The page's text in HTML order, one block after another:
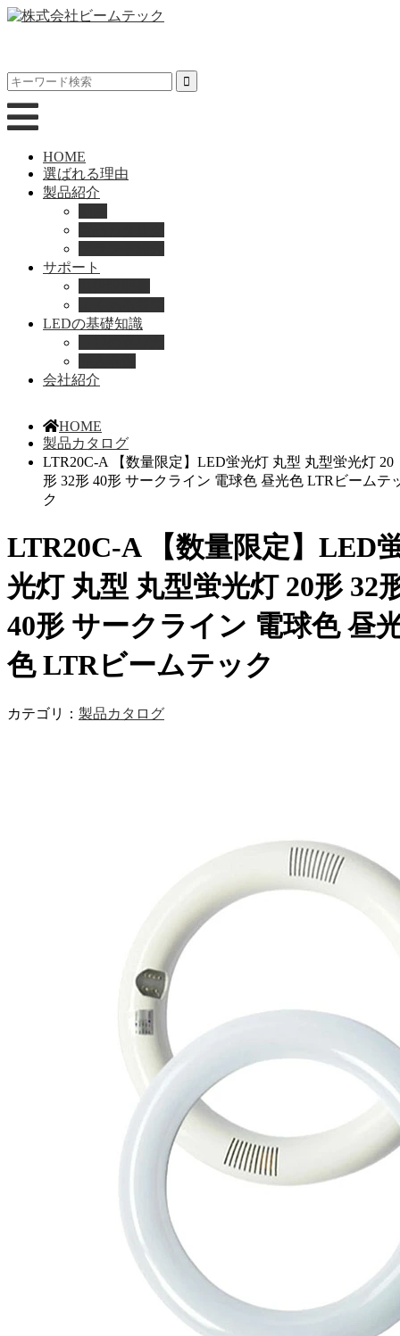
HOME
選ばれる理由
製品紹介
サポート
LEDの基礎知識
会社紹介
HOME
製品カタログ
LTR20C-A 【数量限定】LED蛍光灯 丸型 丸型蛍光灯 20
形 32形 40形 サークライン 電球色 昼光色 LTRビームテ
ク
LTR20C-A 【数量限定】LED
光灯 丸型 丸型蛍光灯 20形 32
40形 サークライン 電球色 昼
色 LTRビームテック
カテゴリ： 製品カタログ